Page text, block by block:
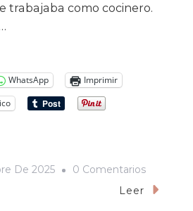
trabajaba como cocinero.
WhatsApp
Imprimir
De 2025 0 ComentariosEn
Regalo
Leer